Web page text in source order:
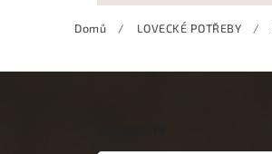
Domů / LOVECKÉ POTŘEBY /